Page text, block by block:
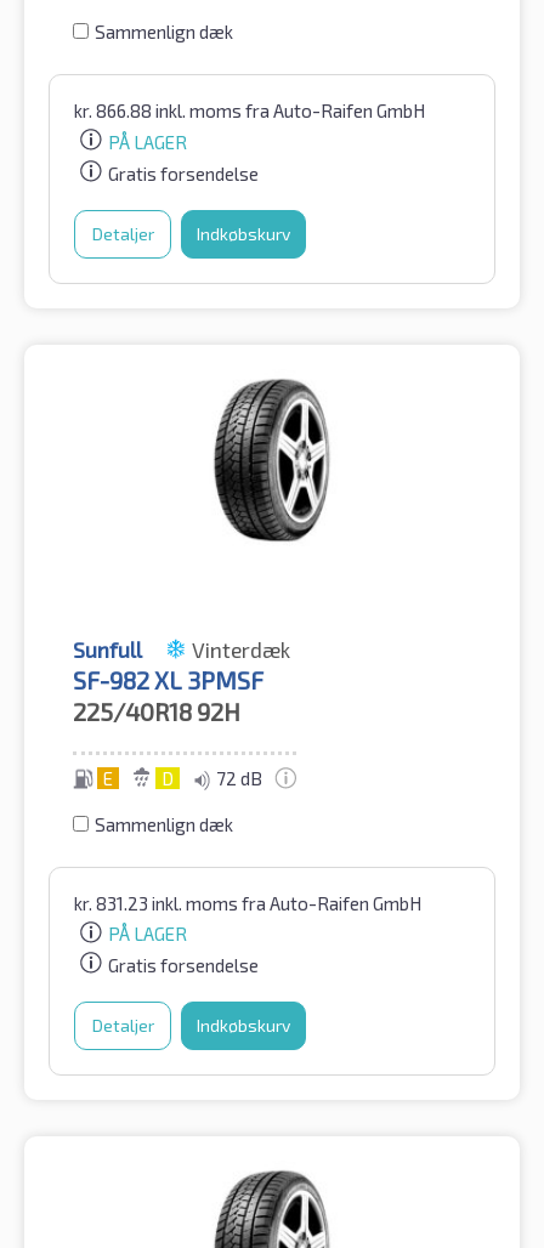
Sammenlign dæk
kr. 866.88 inkl. moms fra Auto-Raifen GmbH
PÅ LAGER
Gratis forsendelse
Detaljer Indkøbskurv
Sunfull Vinterdæk
SF-982 XL 3PMSF
225/40R18 92H
E D 72 dB
Sammenlign dæk
kr. 831.23 inkl. moms fra Auto-Raifen GmbH
PÅ LAGER
Gratis forsendelse
Detaljer Indkøbskurv